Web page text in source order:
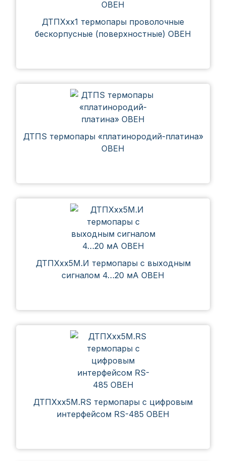
ДТПХхх1 термопары проволочные
бескорпусные (поверхностные) ОВЕН
ДТПS термопары «платинородий-платина»
ОВЕН
ДТПХхх5М.И термопары с выходным
сигналом 4…20 мА ОВЕН
ДТПXхх5М.RS термопары с цифровым
интерфейсом RS-485 ОВЕН